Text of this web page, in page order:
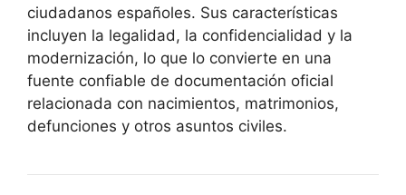
ciudadanos españoles. Sus características
incluyen la legalidad, la confidencialidad y la
modernización, lo que lo convierte en una
fuente confiable de documentación oficial
relacionada con nacimientos, matrimonios,
defunciones y otros asuntos civiles.